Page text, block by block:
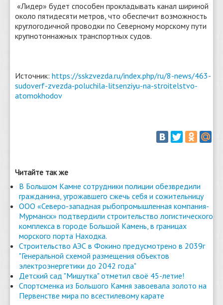
«Лидер» будет способен прокладывать канал шириной
около пятидесяти метров, что обеспечит возможность
круглогодичной проводки по Северному морскому пути
крупнотоннажных транспортных судов.
Источник: https://sskzvezda.ru/index.php/ru/8-news/463-
sudoverf-zvezda-poluchila-litsenziyu-na-stroitelstvo-
atomokhodov
Читайте так же
В Большом Камне сотрудники полиции обезвредили
гражданина, угрожавшего сжечь себя и сожительницу
ООО «Северо-западная рыбопромышленная компания-
Мурманск» подтвердили строительство логистического
комплекса в городе Большой Камень, в границах
морского порта Находка.
Строительство АЭС в Фокино предусмотрено в 2039г
"Генеральной схемой размещения объектов
электроэнергетики до 2042 года"
Детский сад "Мишутка" отметил своё 45-летие!
Спортсменка из Большого Камня завоевала золото на
Первенстве мира по всестилевому карате